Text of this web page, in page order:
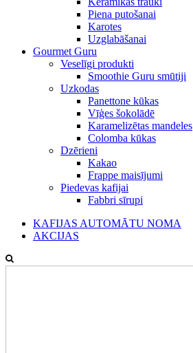
Piena putošanai
Karotes
Uzglabāšanai
Gourmet Guru
Veselīgi produkti
Smoothie Guru smūtiji
Uzkodas
Panettone kūkas
Vīģes šokolādē
Karamelizētas mandeles
Colomba kūkas
Dzērieni
Kakao
Frappe maisījumi
Piedevas kafijai
Fabbri sīrupi
KAFIJAS AUTOMĀTU NOMA
AKCIJAS